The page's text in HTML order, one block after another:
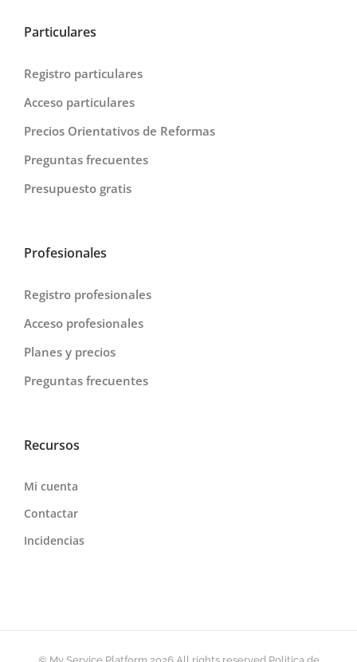
Particulares
Registro particulares
Acceso particulares
Precios Orientativos de Reformas
Preguntas frecuentes
Presupuesto gratis
Profesionales
Registro profesionales
Acceso profesionales
Planes y precios
Preguntas frecuentes
Recursos
Mi cuenta
Contactar
Incidencias